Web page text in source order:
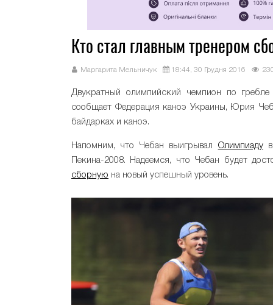
Кто стал главным тренером
Маргарита Мельничук 18:44, 30 Грудня 2016
Двукратный олимпийский чемпион по
сообщает Федерация каноэ Украины, Юрия
байдарках и каноэ.
Напомним, что Чебан выигрывал Олимпиадув
Пекина-2008. Надеемся, что Чебан будет
сборную на новый успешный уровень.